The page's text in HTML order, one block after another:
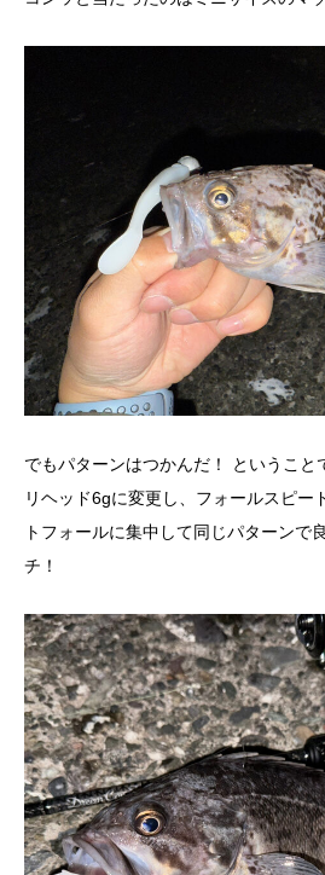
でもパターンはつかんだ！ ということ
リヘッド6gに変更し、フォールスピー
トフォールに集中して同じパターンで
チ！